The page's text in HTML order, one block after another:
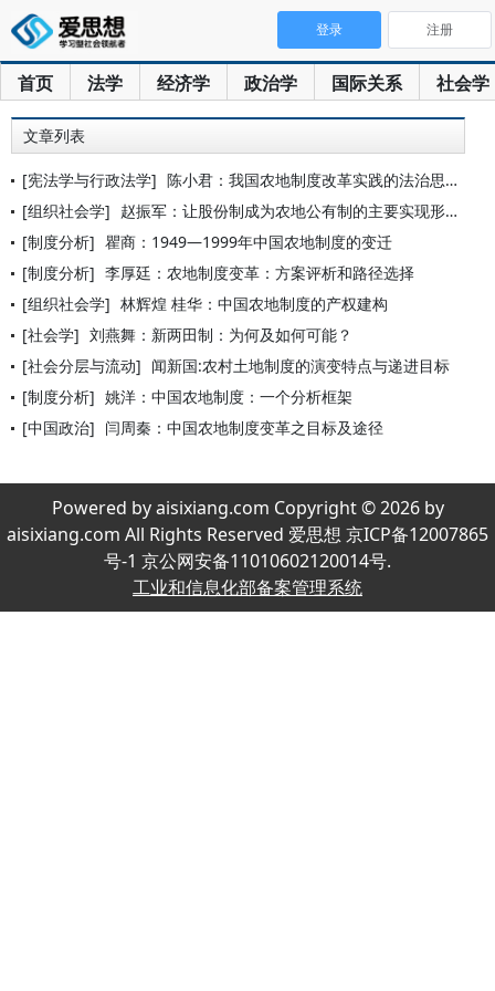
首页 法学 经济学 政治学 国际关系 社会学
登录 注册
文章列表
[宪法学与行政法学] 陈小君：我国农地制度改革实践的法治思考
[组织社会学] 赵振军：让股份制成为农地公有制的主要实现形式
[制度分析] 瞿商：1949—1999年中国农地制度的变迁
[制度分析] 李厚廷：农地制度变革：方案评析和路径选择
[组织社会学] 林辉煌 桂华：中国农地制度的产权建构
[社会学] 刘燕舞：新两田制：为何及如何可能？
[社会分层与流动] 闻新国:农村土地制度的演变特点与递进目标
[制度分析] 姚洋：中国农地制度：一个分析框架
[中国政治] 闫周秦：中国农地制度变革之目标及途径
Powered by aisixiang.com Copyright © 2026 by
aisixiang.com All Rights Reserved 爱思想 京ICP备12007865
号-1 京公网安备11010602120014号.
工业和信息化部备案管理系统